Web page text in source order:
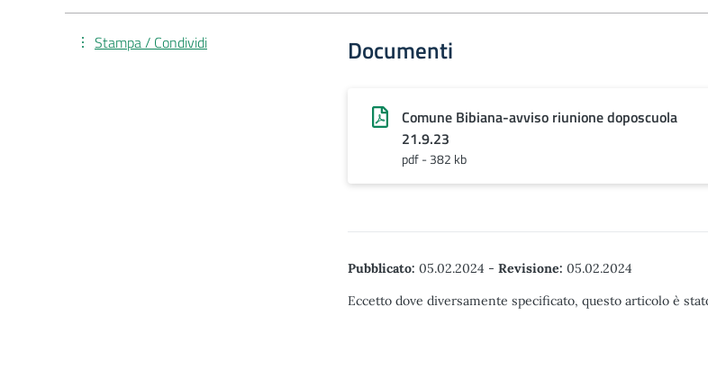
Documenti
Comune Bibiana-avviso riunione doposcuola
21.9.23
pdf - 382 kb
Pubblicato: 05.02.2024 - Revisione: 05.02.2024
Eccetto dove diversamente specificato, questo articolo è
Stampa / Condividi